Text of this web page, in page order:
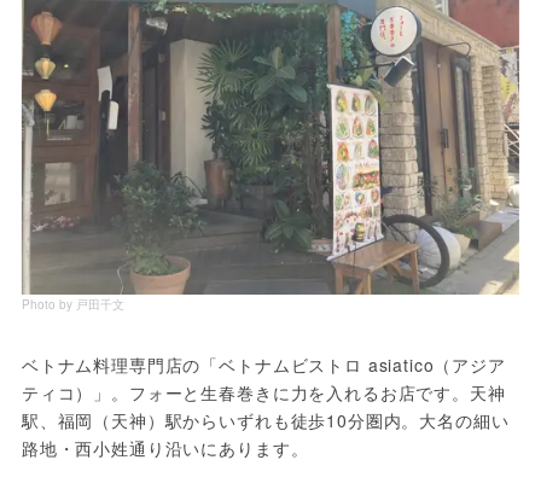
Photo by 戸田千文
ベトナム料理専門店の「ベトナムビストロ asiatico（アジア
ティコ）」。フォーと生春巻きに力を入れるお店です。天神
駅、福岡（天神）駅からいずれも徒歩10分圏内。大名の細い
路地・西小姓通り沿いにあります。